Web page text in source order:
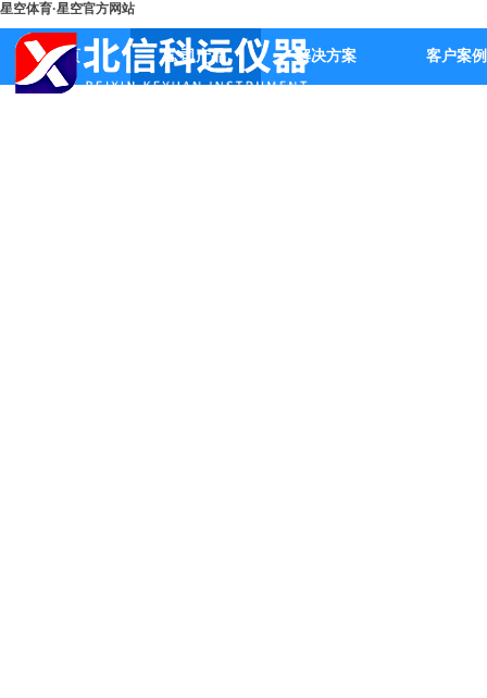
星空体育·星空官方网站
首页 公司产品 解决方案 客户案例